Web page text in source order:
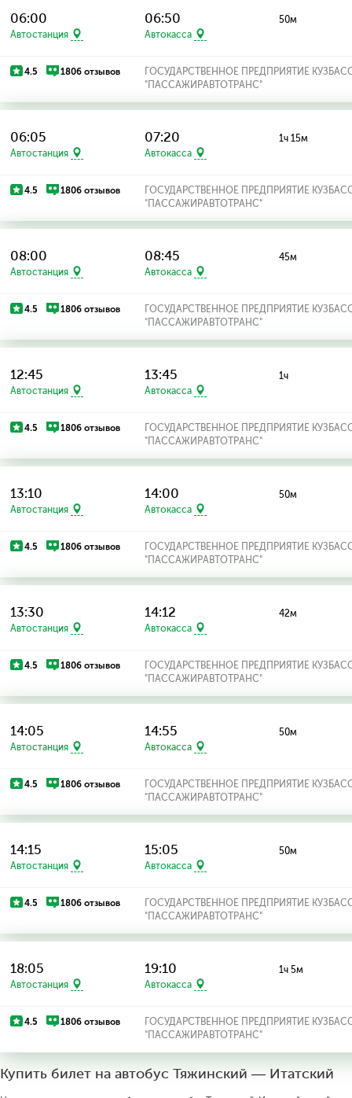
06:00
Автостанция
06:50
Автокасса
50м
4.5 1806 отзывов
ГОСУДАРСТВЕННОЕ ПРЕДПРИЯТИЕ
"ПАССАЖИРАВТОТРАНС"
06:05
Автостанция
07:20
Автокасса
1ч 15м
4.5 1806 отзывов
ГОСУДАРСТВЕННОЕ ПРЕДПРИЯТИЕ
"ПАССАЖИРАВТОТРАНС"
08:00
Автостанция
08:45
Автокасса
45м
4.5 1806 отзывов
ГОСУДАРСТВЕННОЕ ПРЕДПРИЯТИЕ
"ПАССАЖИРАВТОТРАНС"
12:45
Автостанция
13:45
Автокасса
1ч
4.5 1806 отзывов
ГОСУДАРСТВЕННОЕ ПРЕДПРИЯТИЕ
"ПАССАЖИРАВТОТРАНС"
13:10
Автостанция
14:00
Автокасса
50м
4.5 1806 отзывов
ГОСУДАРСТВЕННОЕ ПРЕДПРИЯТИЕ
"ПАССАЖИРАВТОТРАНС"
13:30
Автостанция
14:12
Автокасса
42м
4.5 1806 отзывов
ГОСУДАРСТВЕННОЕ ПРЕДПРИЯТИЕ
"ПАССАЖИРАВТОТРАНС"
14:05
Автостанция
14:55
Автокасса
50м
4.5 1806 отзывов
ГОСУДАРСТВЕННОЕ ПРЕДПРИЯТИЕ
"ПАССАЖИРАВТОТРАНС"
14:15
Автостанция
15:05
Автокасса
50м
4.5 1806 отзывов
ГОСУДАРСТВЕННОЕ ПРЕДПРИЯТИЕ
"ПАССАЖИРАВТОТРАНС"
18:05
Автостанция
19:10
Автокасса
1ч 5м
4.5 1806 отзывов
ГОСУДАРСТВЕННОЕ ПРЕДПРИЯТИЕ
"ПАССАЖИРАВТОТРАНС"
Купить билет на автобус Тяжинский — Итатский